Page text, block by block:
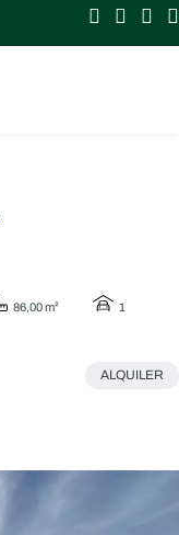
86,00 m² 1
ALQUILER